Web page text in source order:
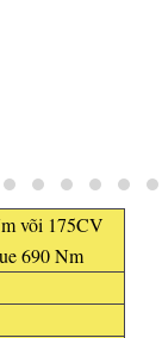
või 175CV
690 Nm